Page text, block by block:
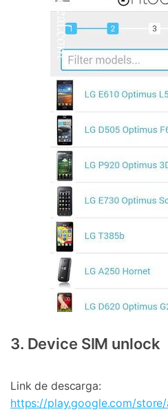
3. Device SIM unlock
Link de descarga:
https://play.google.com/